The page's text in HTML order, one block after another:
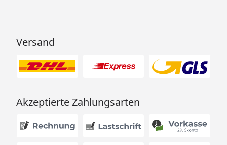
Versand
Akzeptierte Zahlungsarten